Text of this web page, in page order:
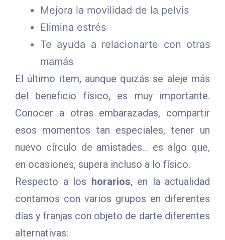
Mejora la movilidad de la pelvis
Elimina estrés
Te ayuda a relacionarte con otras
mamás
El último ítem, aunque quizás se aleje más
del beneficio físico, es muy importante.
Conocer a otras embarazadas, compartir
esos momentos tan especiales, tener un
nuevo círculo de amistades… es algo que,
en ocasiones, supera incluso a lo físico.
Respecto a los horarios, en la actualidad
contamos con varios grupos en diferentes
días y franjas con objeto de darte diferentes
alternativas: